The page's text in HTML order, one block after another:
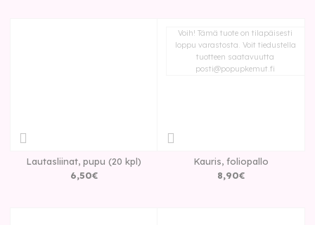
Lautasliinat, pupu (20 kpl)
6,50€
Kauris, foliopallo
8,90€
Voih! Tämä tuote on tilapäisesti
loppu varastosta. Voit tiedustella
tuotteen saatavuutta
posti@popupkemut.fi